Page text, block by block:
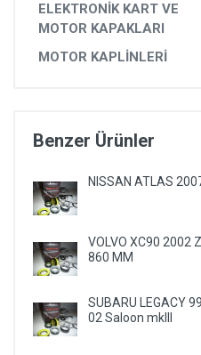
KÖRÜK VE KELEPÇELER
ALETLER VE ANAHTARLAR
ELEKTRONİK KART VE
MOTOR KAPAKLARI
MOTOR KAPLİNLERİ
Benzer Ürünler
NISSAN ATLAS
VOLVO XC90 2002
860 MM
SUBARU LEGACY
02 Saloon mkIII